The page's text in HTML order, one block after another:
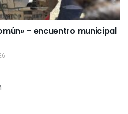
– encuentro municipal